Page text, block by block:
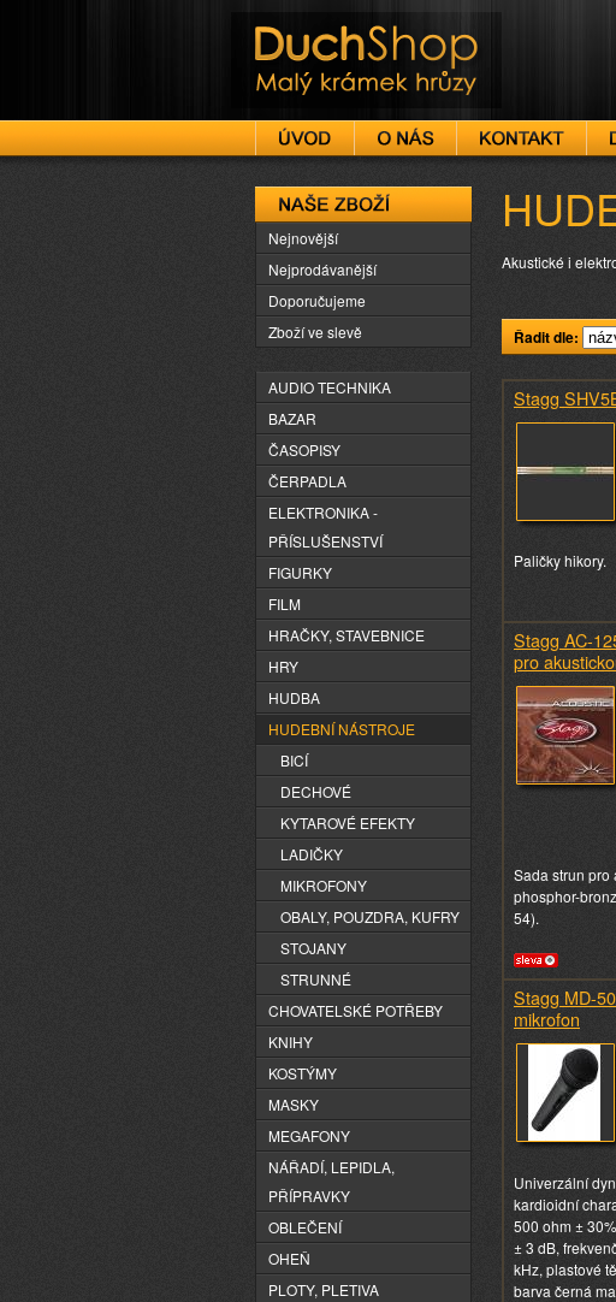
DuchShop
Akustické i
Řadit dle:
Stagg
Paličky hikory.
Stagg AC-
pro
Sada strun pro
phosphor-
54).
Stagg MD-
mikrofon
Univerzální
kardioidní
500 ohm ±
± 3 dB,
kHz, plastové
barva černá
Naše zboží
Nejnovější
Nejprodávanější
Doporučujeme
Zboží ve slevě
AUDIO TECHNIKA
BAZAR
ČASOPISY
ČERPADLA
ELEKTRONIKA -
PŘÍSLUŠENSTVÍ
FIGURKY
FILM
HRAČKY, STAVEBNICE
HRY
HUDBA
HUDEBNÍ NÁSTROJE
BICÍ
DECHOVÉ
KYTAROVÉ EFEKTY
LADIČKY
MIKROFONY
OBALY, POUZDRA, KUFRY
STOJANY
STRUNNÉ
CHOVATELSKÉ POTŘEBY
KNIHY
KOSTÝMY
MASKY
MEGAFONY
NÁŘADÍ, LEPIDLA,
PŘÍPRAVKY
OBLEČENÍ
OHEŇ
PLOTY, PLETIVA